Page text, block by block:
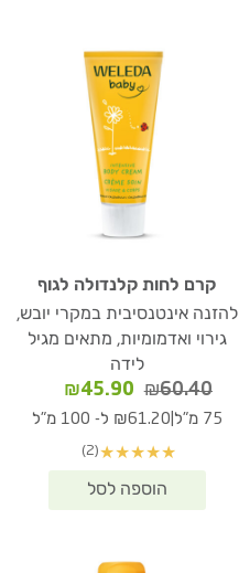
קרם לחות קלנדולה לגוף
להזנה אינטנסיבית במקרי יובש,
גירוי ואדמומיות, מתאים מגיל
לידה
₪60.40
המחיר
המקורי
₪60.40.
₪45.90
הנוכחי
75 מ"ל ₪61.20 ל- 100 מ"ל
★
★
★
★
★
(2)